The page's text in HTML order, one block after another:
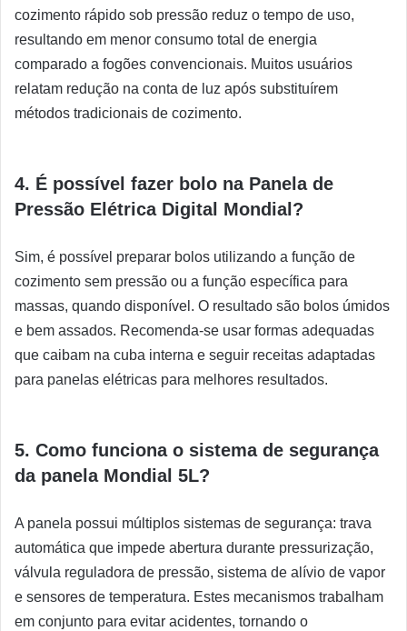
cozimento rápido sob pressão reduz o tempo de uso,
resultando em menor consumo total de energia
comparado a fogões convencionais. Muitos usuários
relatam redução na conta de luz após substituírem
métodos tradicionais de cozimento.
4. É possível fazer bolo na Panela de
Pressão Elétrica Digital Mondial?
Sim, é possível preparar bolos utilizando a função de
cozimento sem pressão ou a função específica para
massas, quando disponível. O resultado são bolos úmidos
e bem assados. Recomenda-se usar formas adequadas
que caibam na cuba interna e seguir receitas adaptadas
para panelas elétricas para melhores resultados.
5. Como funciona o sistema de segurança
da panela Mondial 5L?
A panela possui múltiplos sistemas de segurança: trava
automática que impede abertura durante pressurização,
válvula reguladora de pressão, sistema de alívio de vapor
e sensores de temperatura. Estes mecanismos trabalham
em conjunto para evitar acidentes, tornando o